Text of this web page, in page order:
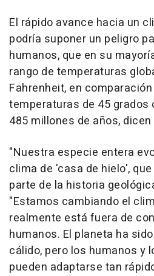
El rápido avance hacia un
podría suponer un peligro
humanos, que en su
rango de temperaturas
Fahrenheit, en
temperaturas de 45
485 millones de años,
"Nuestra especie entera
clima de 'casa de hielo',
parte de la historia
"Estamos cambiando el
realmente está fuera de
humanos. El planeta ha
cálido, pero los humanos y
pueden adaptarse tan